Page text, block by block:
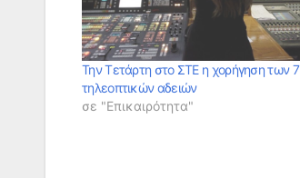
Την Τετάρτη στο ΣΤΕ η χορήγηση των 7
τηλεοπτικών αδειών
σε "Επικαιρότητα"